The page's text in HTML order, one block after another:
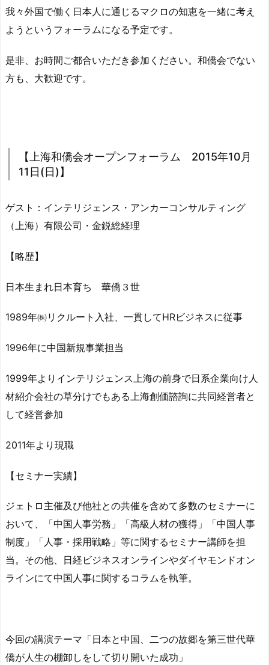
我々外国で働く日本人に通じるマクロの知恵を一緒に考え
ようというフォーラムになる予定です。
是非、お時間ご都合いただき参加ください。和僑会でない
方も、大歓迎です。
【上海和僑会オープンフォーラム 2015年10月
11日(日)】
ゲスト：インテリジェンス・アンカーコンサルティング
（上海）有限公司・金鋭総経理
【略歴】
日本生まれ日本育ち 華僑３世
1989年㈱リクルート入社、一貫してHRビジネスに従事
1996年に中国新規事業担当
1999年よりインテリジェンス上海の前身で日系企業向け人
材紹介会社の草分けでもある上海創価諮詢に共同経営者と
して経営参加
2011年より現職
【セミナー実績】
ジェトロ主催及び他社との共催を含めて多数のセミナーに
おいて、「中国人事労務」「高級人材の獲得」「中国人事
制度」「人事・採用戦略」等に関するセミナー講師を担
当。その他、日経ビジネスオンラインやダイヤモンドオン
ラインにて中国人事に関するコラムを執筆。
今回の講演テーマ「日本と中国、二つの故郷を第三世代華
僑が人生の棚卸しをして切り開いた成功」